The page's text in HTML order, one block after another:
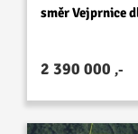
směr Vejprnice
2 390 000 ,-